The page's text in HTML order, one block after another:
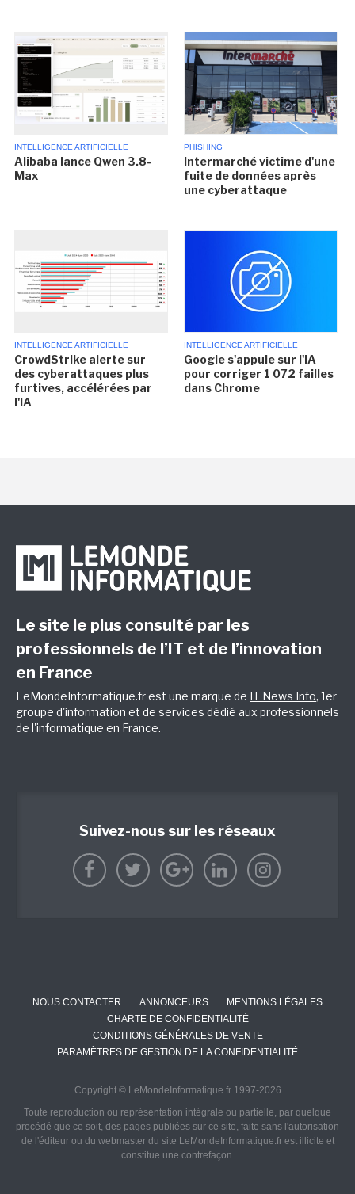
INTELLIGENCE ARTIFICIELLE
Alibaba lance Qwen 3.8-
Max
PHISHING
Intermarché victime d'une
fuite de données après
une cyberattaque
INTELLIGENCE ARTIFICIELLE
CrowdStrike alerte sur
des cyberattaques plus
furtives, accélérées par
l'IA
INTELLIGENCE ARTIFICIELLE
Google s'appuie sur l'IA
pour corriger 1 072 failles
dans Chrome
Le site le plus consulté par les
professionnels de l’IT et de l’innovation
en France
LeMondeInformatique.fr est une marque de IT News Info, 1er
groupe d'information et de services dédié aux professionnels
de l'informatique en France.
Suivez-nous sur les réseaux
NOUS CONTACTER ANNONCEURS
MENTIONS LÉGALES
CHARTE DE CONFIDENTIALITÉ
CONDITIONS GÉNÉRALES DE VENTE
PARAMÈTRES DE GESTION DE LA CONFIDENTIALITÉ
Copyright © LeMondeInformatique.fr 1997-2026
Toute reproduction ou représentation intégrale ou partielle, par quelque
procédé que ce soit, des pages publiées sur ce site, faite sans l'autorisation
de l'éditeur ou du webmaster du site LeMondeInformatique.fr est illicite et
constitue une contrefaçon.